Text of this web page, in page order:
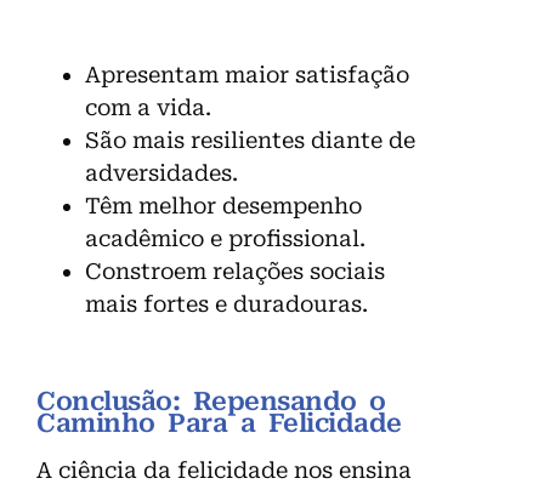
Apresentam maior satisfação
com a vida.
São mais resilientes diante de
adversidades.
Têm melhor desempenho
acadêmico e profissional.
Constroem relações sociais
mais fortes e duradouras.
Conclusão: Repensando o
Caminho Para a Felicidade
A ciência da felicidade nos ensina